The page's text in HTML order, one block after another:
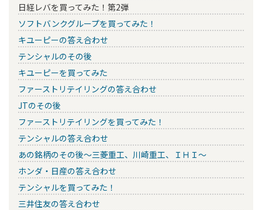
日経レバを買ってみた！第2弾
ソフトバンクグループを買ってみた！
キユーピーの答え合わせ
テンシャルのその後
キユーピーを買ってみた
ファーストリテイリングの答え合わせ
JTのその後
ファーストリテイリングを買ってみた！
テンシャルの答え合わせ
あの銘柄のその後～三菱重工、川崎重工、ＩＨＩ～
ホンダ・日産の答え合わせ
テンシャルを買ってみた！
三井住友の答え合わせ